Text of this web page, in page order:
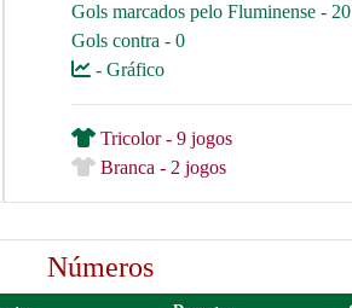
Gols marcados pelo Fluminense -
Gols contra - 0
- Gráfico
Tricolor - 9 jogos
Branca - 2 jogos
Números